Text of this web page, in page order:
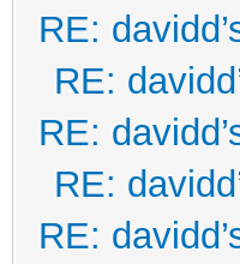
RE:
RE:
RE:
RE:
RE: